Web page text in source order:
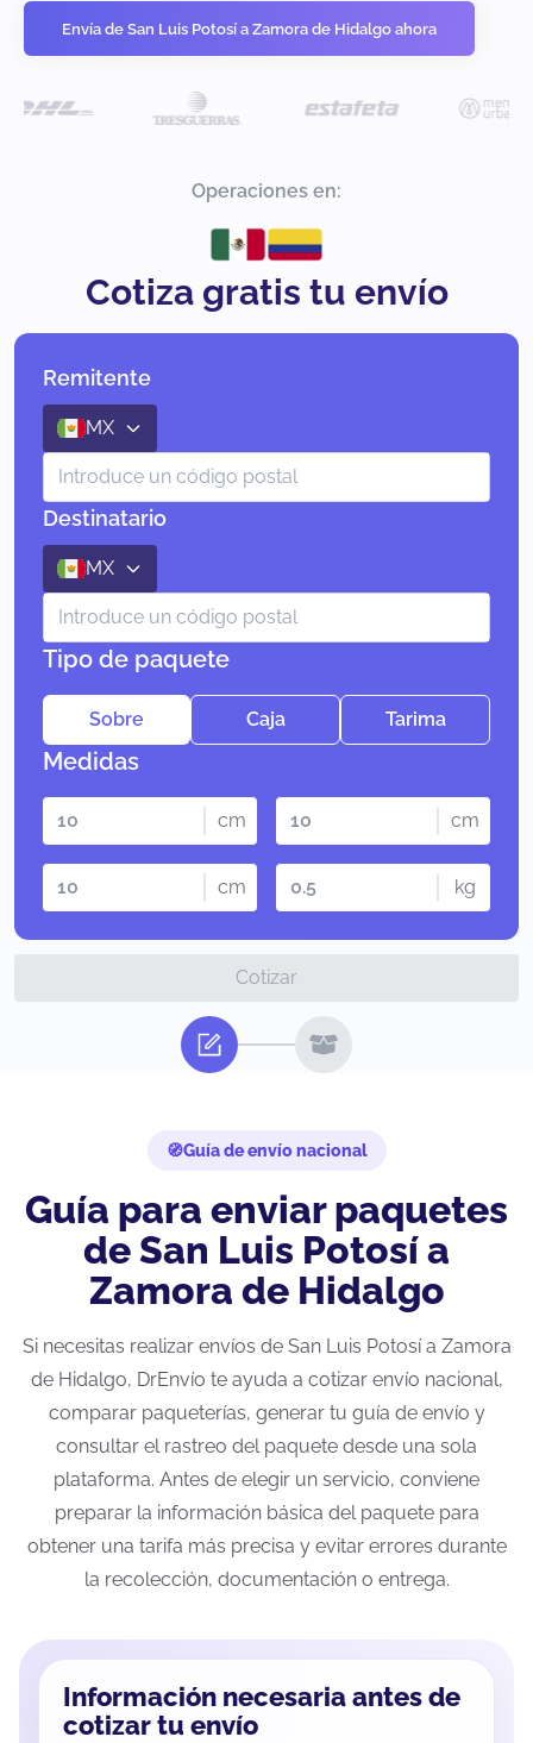
Envía de San Luis Potosí a Zamora de Hidalgo ahora
Operaciones en:
Cotiza gratis tu envío
Remitente
MX
Destinatario
MX
Tipo de paquete
Sobre Caja Tarima
Medidas
cm cm
cm kg
Cotizar
Guía de envío nacional
Guía para enviar paquetes
de San Luis Potosí a
Zamora de Hidalgo
Si necesitas realizar envíos de San Luis Potosí a Zamora
de Hidalgo, DrEnvío te ayuda a cotizar envío nacional,
comparar paqueterías, generar tu guía de envío y
consultar el rastreo del paquete desde una sola
plataforma. Antes de elegir un servicio, conviene
preparar la información básica del paquete para
obtener una tarifa más precisa y evitar errores durante
la recolección, documentación o entrega.
Información necesaria antes de
cotizar tu envío